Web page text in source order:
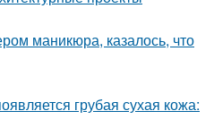
маникюра, казалось, что
грубая сухая кожа: